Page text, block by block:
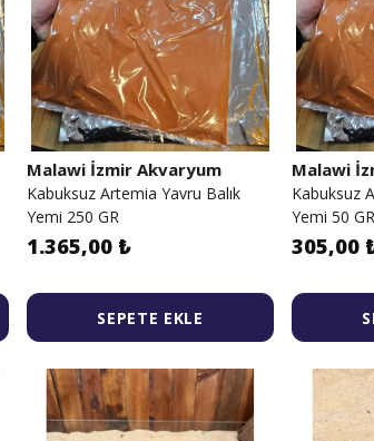
Malawi İzmir Akvaryum
Kabuksuz Artemia Yavru Balık
Yemi 250 GR
1.365,00 ₺
SEPETE EKLE
Malawi
Kabuksuz
Yemi 50 GR
305,00